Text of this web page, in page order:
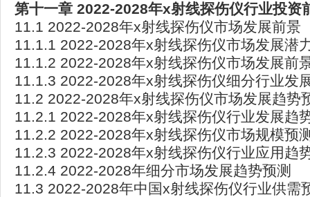
第十一章 2022-2028年x射线探伤仪行业投资
11.1 2022-2028年x射线探伤仪市场发展前景
11.1.1 2022-2028年x射线探伤仪市场发展潜
11.1.2 2022-2028年x射线探伤仪市场发展前
11.1.3 2022-2028年x射线探伤仪细分行业发
11.2 2022-2028年x射线探伤仪市场发展趋势
11.2.1 2022-2028年x射线探伤仪行业发展趋
11.2.2 2022-2028年x射线探伤仪市场规模预
11.2.3 2022-2028年x射线探伤仪行业应用趋
11.2.4 2022-2028年细分市场发展趋势预测
11.3 2022-2028年中国x射线探伤仪行业供需